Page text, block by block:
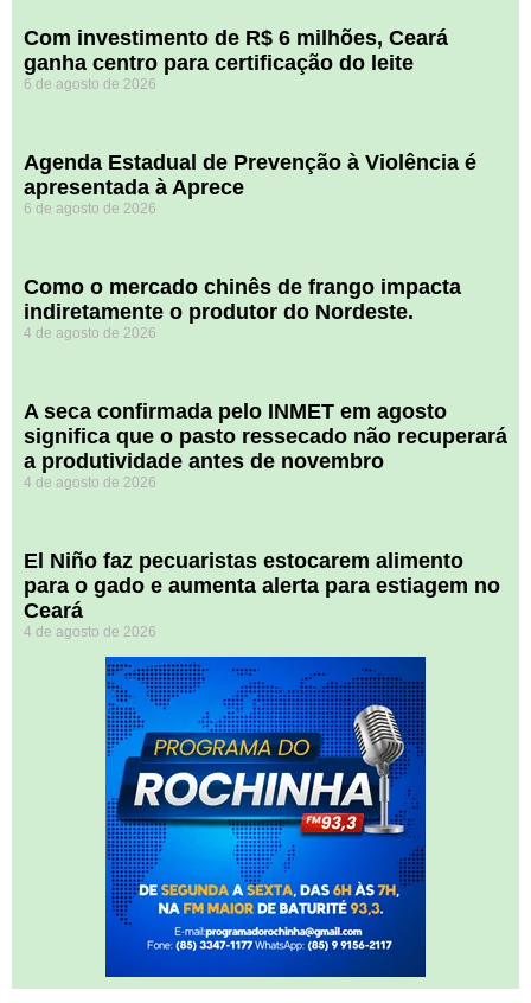
Com investimento de R$ 6 milhões, Ceará
ganha centro para certificação do leite
6 de agosto de 2026
Agenda Estadual de Prevenção à Violência é
apresentada à Aprece
6 de agosto de 2026
​Como o mercado chinês de frango impacta
indiretamente o produtor do Nordeste.
4 de agosto de 2026
A seca confirmada pelo INMET em agosto
significa que o pasto ressecado não recuperará
a produtividade antes de novembro
4 de agosto de 2026
El Niño faz pecuaristas estocarem alimento
para o gado e aumenta alerta para estiagem no
Ceará
4 de agosto de 2026